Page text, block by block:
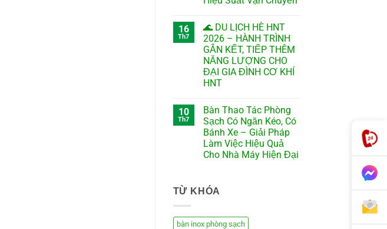
16
Th7
🌊 DU LỊCH HÈ HNT
2026 – HÀNH TRÌNH
GẮN KẾT, TIẾP THÊM
NĂNG LƯỢNG CHO
ĐẠI GIA ĐÌNH CƠ KHÍ
HNT
10
Th7
Bàn Thao Tác Phòng
Sạch Có Ngăn Kéo, Có
Bánh Xe – Giải Pháp
Làm Việc Hiệu Quả
Cho Nhà Máy Hiện Đại
TỪ KHÓA
bàn inox phòng sạch